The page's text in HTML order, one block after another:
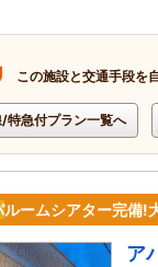
この施設と交通手段を
特急付プラン一覧へ
ルームシアター完備!
ア